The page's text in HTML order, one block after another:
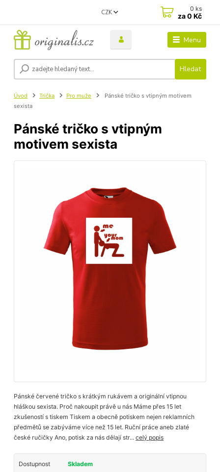
Menu
CZK
Hledat
0 ks
za0 Kč
Úvod Trička Pro muže
Pánské tričko s vtipným motivem
sexista
Pánské tričko s vtipným
motivem sexista
Pánské červené tričko s krátkým rukávem a originální vtipnou
hláškou sexista. Proč nakoupit právě u nás Máme přes 15 let
zkušeností s tiskem Tiskem a obecně potiskem nejen reklamních
předmětů se zabýváme více než 15 let. Ruční práce aneb zlaté
české ručičky Ano, potisk za nás dělají str...celý popis
Dostupnost
Skladem